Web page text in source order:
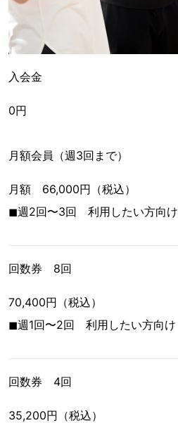
入会金
0円
月額会員（週3回まで）
月額 66,000円（税込）
◼︎週2回〜3回 利用したい方向け
回数券 8回
70,400円（税込）
◼︎週1回〜2回 利用したい方向け
回数券 4回
35,200円（税込）